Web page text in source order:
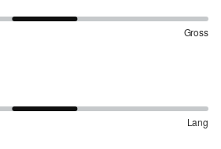
Gross
Lang